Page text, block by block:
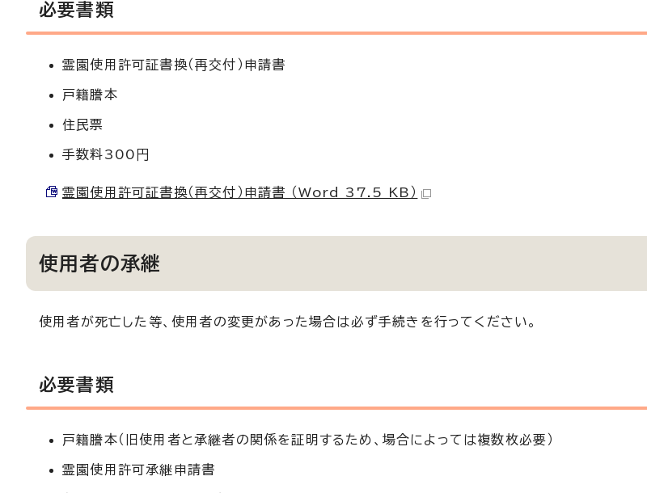
必要書類
霊園使用許可証書換（再交付）申請書
戸籍謄本
住民票
手数料300円
霊園使用許可証書換（再交付）申請書 （Word 37.5 KB）
使用者の承継
使用者が死亡した等、使用者の変更があった場合は必ず手続きを行ってください。
必要書類
戸籍謄本（旧使用者と承継者の関係を証明するため、場合によっては複数枚必要）
霊園使用許可承継申請書